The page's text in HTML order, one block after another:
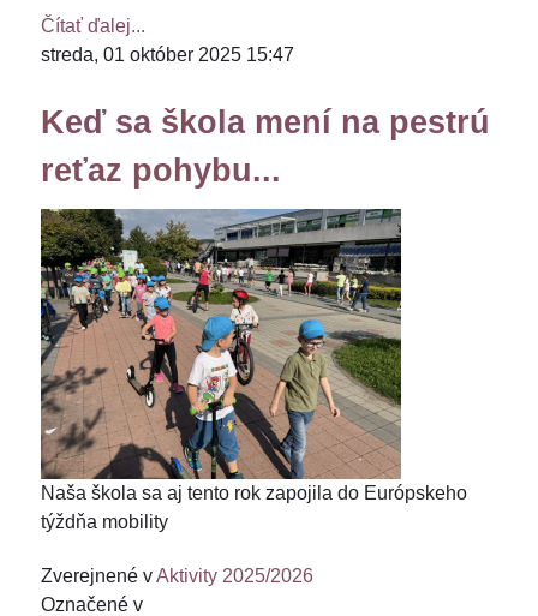
Čítať ďalej...
streda, 01 október 2025 15:47
Keď sa škola mení na pestrú
reťaz pohybu...
Naša škola sa aj tento rok zapojila do Európskeho
týždňa mobility
Zverejnené vAktivity 2025/2026
Označené v